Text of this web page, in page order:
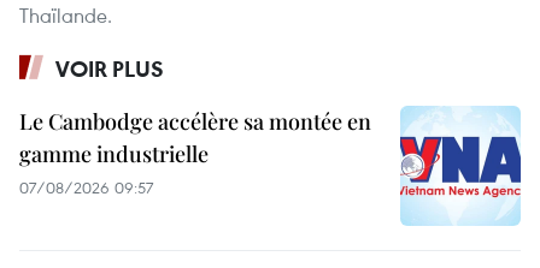
Thaïlande.
VOIR PLUS
Le Cambodge accélère sa montée en
gamme industrielle
07/08/2026 09:57